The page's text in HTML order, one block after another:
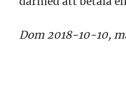
Dom 2018-10-10,